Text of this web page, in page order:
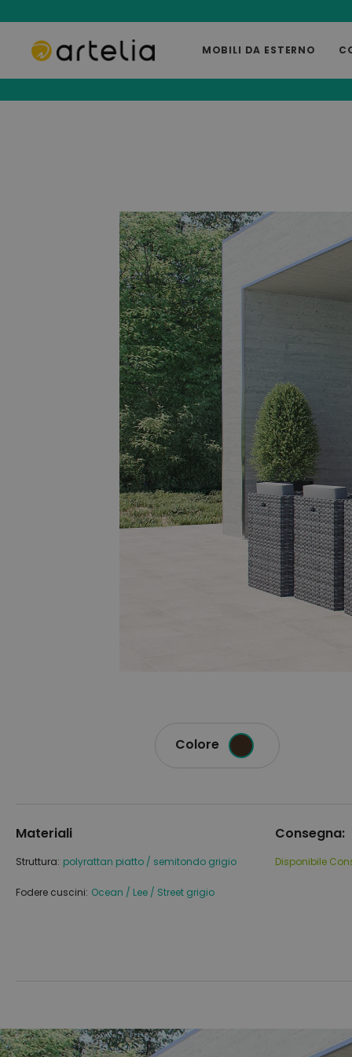
MOBILI DA ESTERNO
Colore
Materiali
Struttura: polyrattan piatto / semitondo grigio
Fodere cuscini: Ocean / Lee / Street grigio
Consegna:
Disponibile
Vai
alla
Vai
all'inizio